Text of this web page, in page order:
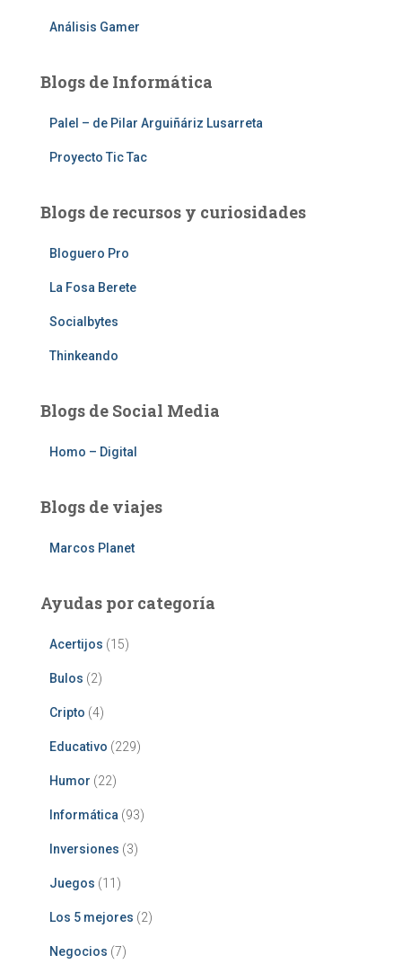
Análisis Gamer
Blogs de Informática
Palel – de Pilar Arguiñáriz Lusarreta
Proyecto Tic Tac
Blogs de recursos y curiosidades
Bloguero Pro
La Fosa Berete
Socialbytes
Thinkeando
Blogs de Social Media
Homo – Digital
Blogs de viajes
Marcos Planet
Ayudas por categoría
Acertijos (15)
Bulos (2)
Cripto (4)
Educativo (229)
Humor (22)
Informática (93)
Inversiones (3)
Juegos (11)
Los 5 mejores (2)
Negocios (7)